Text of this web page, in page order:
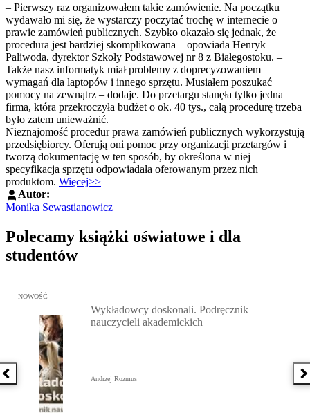
– Pierwszy raz organizowałem takie zamówienie. Na początku
wydawało mi się, że wystarczy poczytać trochę w internecie o
prawie zamówień publicznych. Szybko okazało się jednak, że
procedura jest bardziej skomplikowana – opowiada Henryk
Paliwoda, dyrektor Szkoły Podstawowej nr 8 z Białegostoku. –
Także nasz informatyk miał problemy z doprecyzowaniem
wymagań dla laptopów i innego sprzętu. Musiałem poszukać
pomocy na zewnątrz – dodaje. Do przetargu stanęła tylko jedna
firma, która przekroczyła budżet o ok. 40 tys., całą procedurę trzeba
było zatem unieważnić.
Nieznajomość procedur prawa zamówień publicznych wykorzystują
przedsiębiorcy. Oferują oni pomoc przy organizacji przetargów i
tworzą dokumentację w ten sposób, by określona w niej
specyfikacja sprzętu odpowiadała oferowanym przez nich
produktom. Więcej>>
Autor:
Monika Sewastianowicz
Polecamy książki oświatowe i dla
studentów
Poprzednia książka
Przejdź do: Wykładowcy doskonali. Podręcznik nauczycieli
NOWOŚĆ
Wykładowcy doskonali. Podręcznik
nauczycieli akademickich
Andrzej Rozmus